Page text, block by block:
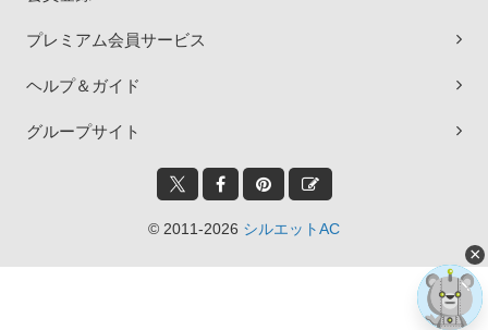
プレミアム会員サービス
ヘルプ＆ガイド
グループサイト
© 2011-2026 シルエットAC
×